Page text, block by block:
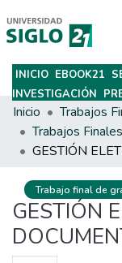
Subir
INICIO EBOOK21
INVESTIGACIÓN
Inicio
Trabajos
Trabajo final de
GESTIÓN